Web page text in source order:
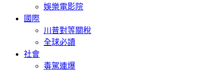
娛樂電影院
國際
川普對等關稅
全球必讀
社會
毒駕連爆